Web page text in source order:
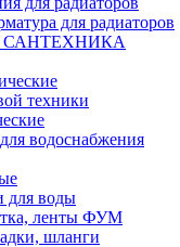
для радиаторов
техники
водоснабжения
для воды
ленты ФУМ
шланги